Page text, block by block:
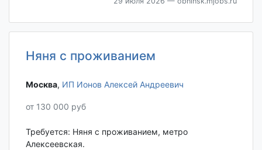
Няня с проживанием
Москва‎, ИП Ионов Алексей Андреевич
от 130 000 руб
Требуется: Няня с проживанием, метро
Алексеевская.